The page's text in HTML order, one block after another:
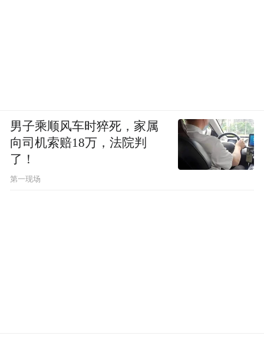
男子乘顺风车时猝死，家属
向司机索赔18万，法院判
了！
第一现场